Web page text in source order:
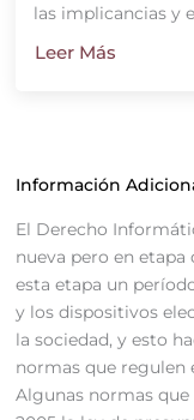
las implicancias y
Leer Más
Información
El Derecho
nueva pero en etapa
esta etapa un
y los dispositivos
la sociedad, y esto
normas que regulen
Algunas normas